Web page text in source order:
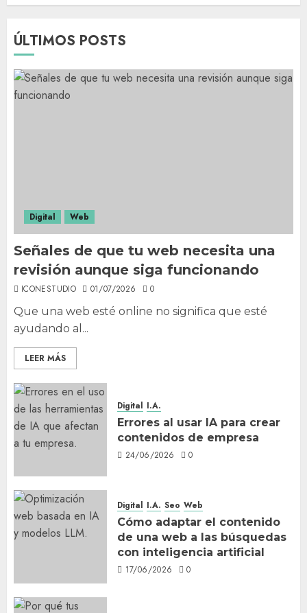
ÚLTIMOS POSTS
Digital Web
Señales de que tu web necesita una
revisión aunque siga funcionando
ICONESTUDIO 01/07/2026 0
Que una web esté online no significa que esté
ayudando al...
LEER MÁS
Digital I.A.
Errores al usar IA para crear
contenidos de empresa
24/06/2026 0
Digital I.A. Seo Web
Cómo adaptar el contenido
de una web a las búsquedas
con inteligencia artificial
17/06/2026 0